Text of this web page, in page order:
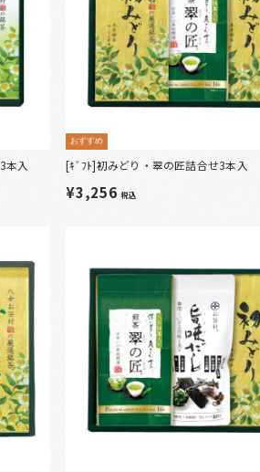
本入
おすすめ
[ｷﾞﾌﾄ]初みどり・翠の匠詰合せ3本入
¥3,256税込